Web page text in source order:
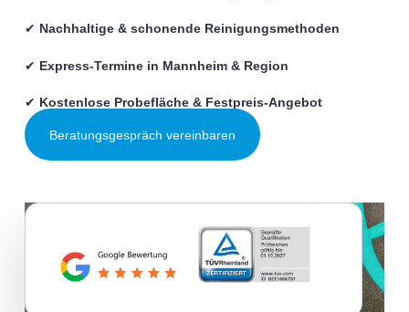
✔ Nachhaltige & schonende Reinigungsmethoden
✔ Express-Termine in Mannheim & Region
✔ Kostenlose Probefläche & Festpreis-Angebot
Beratungsgespräch vereinbaren